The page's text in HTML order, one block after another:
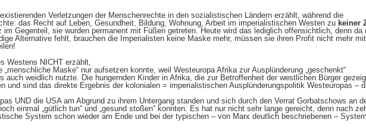
Verletzungen der Menschenrechte in den sozialistischen Ländern erzählt, während die
das Recht auf Leben, Gesundheit, Bildung, Wohnung, Arbeit im imperialistischen Westen zu keiner
im Gegenteil, sie wurden permanent mit Füßen getreten. Heute wird das lediglich offensichtlich, denn da
Alternative fehlt, brauchen die Imperialisten keine Maske mehr, müssen sie ihren Profit nicht mehr
Westens NICHT erzählt,
Maske“ nur aufsetzen konnte, weil Westeuropa Afrika zur Ausplünderung „geschenkt“
auch weidlich nutzte. Die hungernden Kinder in Afrika, die zur Betroffenheit der westlichen Bürger
und sind das direkte Ergebnis der kolonialen = imperialistischen Ausplünderungspolitik Westeuropas –
UND die USA am Abgrund zu ihrem Untergang standen und sich durch den Verrat Gorbatschows an
einmal „gütlich tun“ und „gesund stoßen“ konnten. Es hat nur nicht sehr lange gereicht, denn nach
System schon wieder am Ende und bei der typischen – von Marx deutlich beschriebenen –